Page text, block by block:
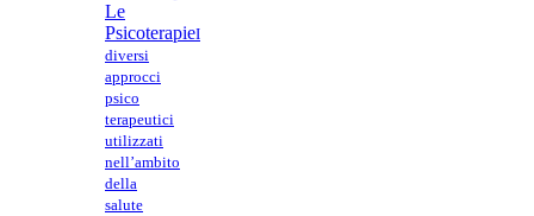
Le
PsicoterapieI
diversi
approcci
psico
terapeutici
utilizzati
nell’ambito
della
salute